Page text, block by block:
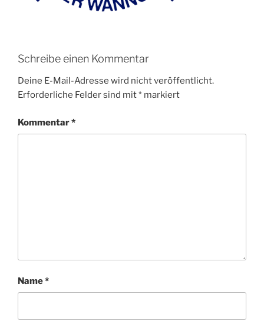
Schreibe einen Kommentar
Deine E-Mail-Adresse wird nicht veröffentlicht.
Erforderliche Felder sind mit* markiert
Kommentar*
Name*